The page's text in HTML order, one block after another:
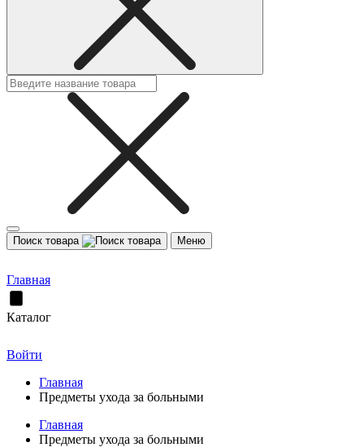
Поиск товара Меню
Главная
Каталог
Войти
Главная
Предметы ухода за больными
Главная
Предметы ухода за больными